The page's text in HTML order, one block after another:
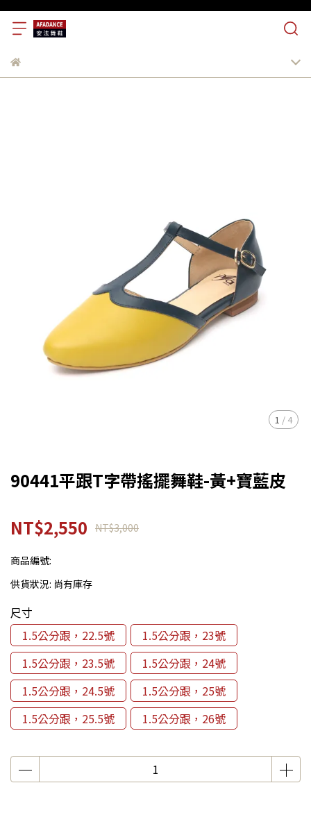
1 / 4
90441平跟T字帶搖擺舞鞋-黃+寶藍皮
NT$2,550 NT$3,000
商品編號:
供貨狀況: 尚有庫存
尺寸
1.5公分跟，22.5號
1.5公分跟，23號
1.5公分跟，23.5號
1.5公分跟，24號
1.5公分跟，24.5號
1.5公分跟，25號
1.5公分跟，25.5號
1.5公分跟，26號